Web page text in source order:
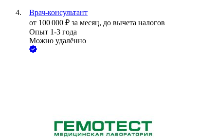
Врач-консультант
от 100 000 ₽ за месяц, до вычета налогов
Опыт 1-3 года
Можно удалённо